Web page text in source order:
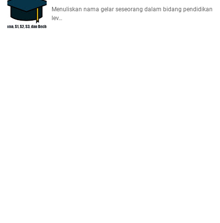
Menuliskan nama gelar seseorang dalam bidang pendidikan
lev…